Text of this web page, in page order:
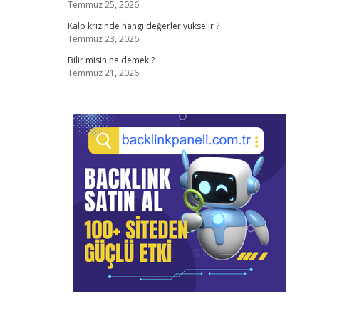
Temmuz 25, 2026
Kalp krizinde hangi değerler yükselir ?
Temmuz 23, 2026
Bilir misin ne demek ?
Temmuz 21, 2026